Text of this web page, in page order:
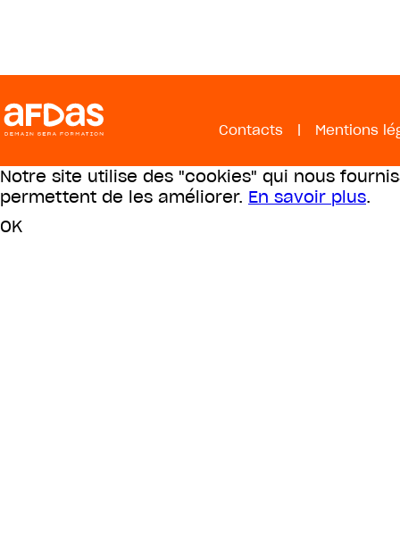
Contacts Mentions
Notre site utilise des "cookies" qui nous
permettent de les améliorer. En savoir plus.
OK